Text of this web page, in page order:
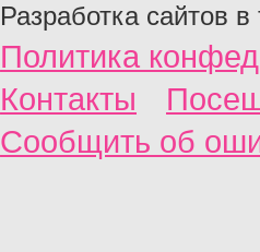
Разработка сайтов в
Политика
Контакты
Сообщить об